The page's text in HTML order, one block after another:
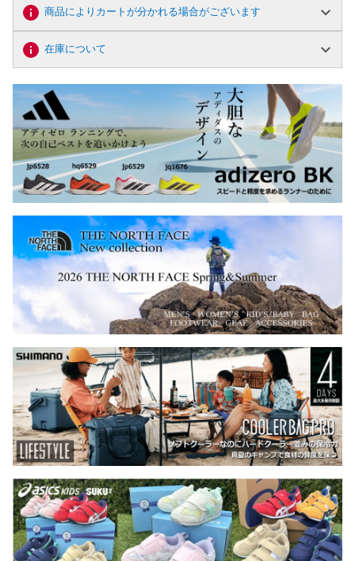
商品によりカートが分かれる場合がございます
在庫について